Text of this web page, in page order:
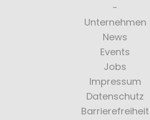
Unternehmen
News
Events
Jobs
Impressum
Datenschutz
Barrierefreiheit